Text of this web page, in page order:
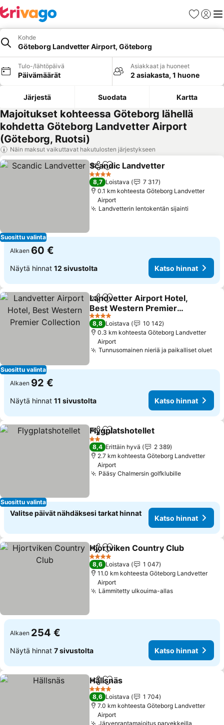
Suosikit
Kohde
Göteborg Landvetter Airport, Göteborg
Tulo-/lähtöpäivä
Päivämäärät
Asiakkaat ja huoneet
2 asiakasta, 1 huone
Järjestä Suodata Kartta
Majoitukset kohteessa Göteborg lähellä
kohdetta Göteborg Landvetter Airport
(Göteborg, Ruotsi)
Näin maksut vaikuttavat hakutulosten järjestykseen
Suosittu valinta
Jaa Lisää suosikkeihin
Scandic Landvetter
4 Tähtiluokitus
8,7 Loistava
7 317
0.1 km kohteesta Göteborg Landvetter
Airport
Landvetterin lentokentän sijainti
Alkaen 60 €
Näytä hinnat 12 sivustolta Katso hinnat
Suosittu valinta
Jaa Lisää suosikkeihin
Landvetter Airport Hotel,
Best Western Premier
Collection
Katso hinnat
4 Tähtiluokitus
8,8 Loistava
10 142
0.3 km kohteesta Göteborg Landvetter
Airport
Tunnusomainen nieriä ja paikalliset oluet
Alkaen 92 €
Näytä hinnat 11 sivustolta Katso hinnat
Suosittu valinta
Jaa Lisää suosikkeihin
Flygplatshotellet
2 Tähtiluokitus
8,4 Erittäin hyvä
2 389
2.7 km kohteesta Göteborg Landvetter
Airport
Pääsy Chalmersin golfklubilleKatso
Valitse päivät nähdäksesi tarkat hinnat
Katso hinnat
Jaa Lisää suosikkeihin
Hjortviken Country Club
4 Tähtiluokitus
8,6 Loistava
1 047
11.0 km kohteesta Göteborg Landvetter
Airport
Lämmitetty ulkouima-allasKatso hinnat
Alkaen 254 €
Näytä hinnat 7 sivustolta Katso hinnat
Jaa Lisää suosikkeihin
Hällsnäs
4 Tähtiluokitus
8,6 Loistava
1 704
7.0 km kohteesta Göteborg Landvetter
Airport
Järvenrantamajoitus parvekkeilla